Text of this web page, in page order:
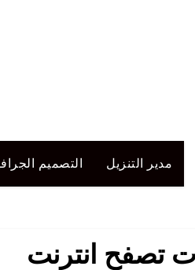
مدير التنزيل التصميم
تصفح انترنت